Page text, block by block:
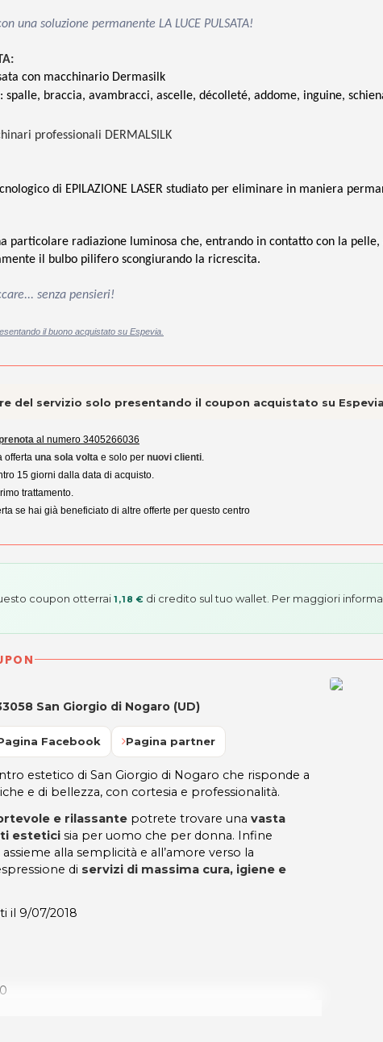
una soluzione permanente LA LUCE PULSATA!
con macchinario Dermasilk
spalle, braccia, avambracci, ascelle, décolleté, addome, inguine,
professionali DERMALSILK
di EPILAZIONE LASER studiato per eliminare in maniera
particolare radiazione luminosa che, entrando in contatto con la
il bulbo pilifero scongiurando la ricrescita.
senza pensieri!
il buono acquistato su Espevia.
del servizio solo presentando il coupon acquistato su Espevia
al numero 3405266036
offerta una sola volta e solo per nuovi clienti
15 giorni dalla data di acquisto.
trattamento.
se hai già beneficiato di altre offerte per questo centro
coupon otterrai 1,18 € di credito sul tuo wallet. Per maggiori
San Giorgio di Nogaro (UD)
Facebook Pagina partner
estetico di San Giorgio di Nogaro che risponde a
e di bellezza, con cortesia e professionalità.
e rilassante potrete trovare una vasta
estetici sia per uomo che per donna. Infine
alla semplicità e all’amore verso la
di servizi di massima cura, igiene e
il 9/07/2018